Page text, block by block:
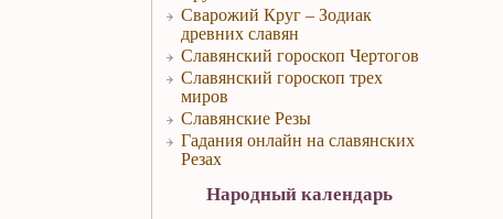
Сварожий Круг – Зодиак
древних славян
Славянский гороскоп Чертогов
Славянский гороскоп трех
миров
Славянские Резы
Гадания онлайн на славянских
Резах
Народный календарь